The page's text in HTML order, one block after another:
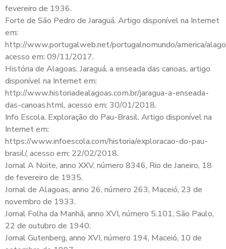
fevereiro de 1936.
Forte de São Pedro de Jaraguá. Artigo disponível na Internet
em:
http://www.portugalweb.net/portugalnomundo/america/
acesso em: 09/11/2017.
História de Alagoas. Jaraguá, a enseada das canoas, artigo
disponível na Internet em:
http://www.historiadealagoas.com.br/jaragua-a-enseada-
das-canoas.html, acesso em: 30/01/2018.
Info Escola. Exploração do Pau-Brasil. Artigo disponível na
Internet em:
https://www.infoescola.com/historia/exploracao-do-pau-
brasil/, acesso em: 22/02/2018.
Jornal A Noite, anno XXV, número 8346, Rio de Janeiro, 18
de fevereiro de 1935.
Jornal de Alagoas, anno 26, número 263, Maceió, 23 de
novembro de 1933.
Jornal Folha da Manhã, anno XVI, número 5.101, São Paulo,
22 de outubro de 1940.
Jornal Gutenberg, anno XVI, número 194, Maceió, 10 de